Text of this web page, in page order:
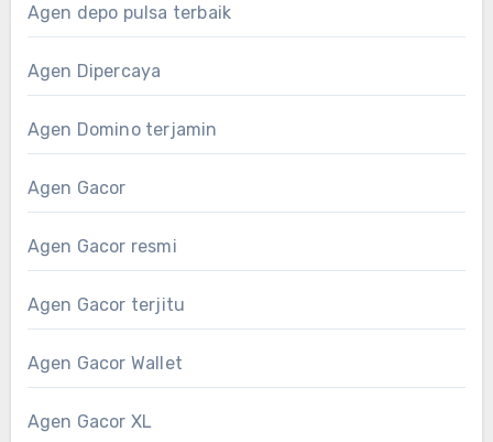
Agen depo pulsa terbaik
Agen Dipercaya
Agen Domino terjamin
Agen Gacor
Agen Gacor resmi
Agen Gacor terjitu
Agen Gacor Wallet
Agen Gacor XL